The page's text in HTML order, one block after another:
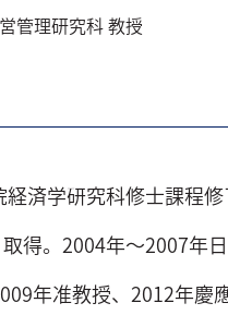
管理研究科 教授
済学研究科修士課程
得。2004年～2007年
年准教授、2012年慶